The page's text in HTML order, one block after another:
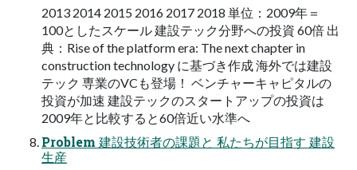
2013 2014 2015 2016 2017 2018 単位：2009年＝
100としたスケール 建設テック分野への投資 60倍 出
典：Rise of the platform era: The next chapter in
construction technology に基づき作成 海外では建設
テック 専業のVCも登場！ ベンチャーキャピタルの
投資が加速 建設テックのスタートアップの投資は
2009年と比較すると60倍近い水準へ
Problem 建設技術者の課題と 私たちが目指す 建設
生産